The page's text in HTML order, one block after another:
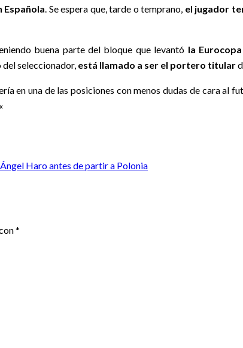
Española. Se espera que, tarde o temprano, el jugador
buena parte del bloque que levantó la Eurocopa
del seleccionador, está llamado a ser el portero titular
en una de las posiciones con menos dudas de cara al
«
Haro antes de partir a Polonia
*